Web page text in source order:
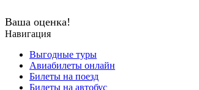
Ваша оценка!
Навигация
Выгодные туры
Авиабилеты онлайн
Билеты на поезд
Билеты на автобус